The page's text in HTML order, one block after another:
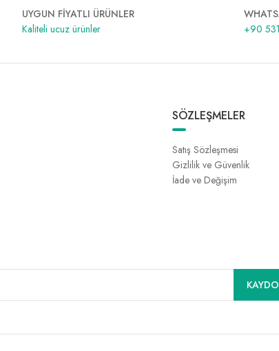
UYGUN FİYATLI ÜRÜNLER
Kaliteli ucuz ürünler
+90
SÖZLEŞMELER
Satış Sözleşmesi
Gizlilik ve Güvenlik
İade ve Değişim